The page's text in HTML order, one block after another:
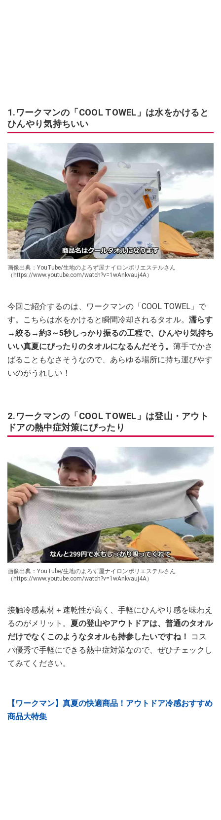
1.ワークマンの「COOL TOWEL」は水をかけると
ひんやり気持ちいい
画像出典：YouTube/生地のよろず屋ナイロンポリエステルさん
（https://www.youtube.com/watch?v=1wAnkvauj4A）
今回ご紹介するのは、ワークマンの「COOL TOWEL」で
す。こちらは水をかけると瞬間冷却されるタオル。 濡らす
→絞る→約3～5秒しっかり振るの工程で、ひんやり気持ち
いい真夏にぴったりのタオルになるんだそう。 薄手でかさ
ばることもなさそうなので、あらゆる場所に持ち運びやす
いのがうれしい！
2.ワークマンの「COOL TOWEL」は登山・アウト
ドアの熱中症対策にぴったり
画像出典：YouTube/生地のよろず屋ナイロンポリエステルさん
（https://www.youtube.com/watch?v=1wAnkvauj4A）
接触冷感素材＋速乾性が高く、手軽にひんやり感を味わえ
るのがメリット。 夏の登山やアウトドアは、普通のタオル
だけでなくこのようなタオルも持参したいですね！
コス
パ優秀で手軽にできる熱中症対策なので、ぜひチェックし
てみてください。
【ワークマン】真夏の快適商品！アウトドア冷感おすすめ
商品大特集